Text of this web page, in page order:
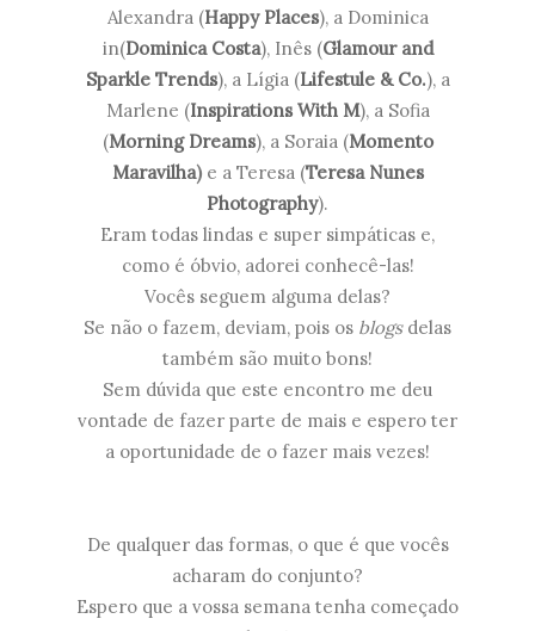
Alexandra (Happy Places), a Dominica
in(Dominica Costa), Inês (Glamour and
Sparkle Trends), a Lígia (Lifestule & Co.), a
Marlene (Inspirations With M), a Sofia
(Morning Dreams), a Soraia (Momento
Maravilha) e a Teresa (Teresa Nunes
Photography).
Eram todas lindas e super simpáticas e,
como é óbvio, adorei conhecê-las!
Vocês seguem alguma delas?
Se não o fazem, deviam, pois os blogs delas
também são muito bons!
Sem dúvida que este encontro me deu
vontade de fazer parte de mais e espero ter
a oportunidade de o fazer mais vezes!
De qualquer das formas, o que é que vocês
acharam do conjunto?
Espero que a vossa semana tenha começado